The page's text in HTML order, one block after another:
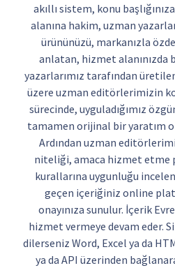
akıllı sistem, konu
alanına hakim, uzman
ürününüzü, markanızla
anlatan, hizmet alanınızda
yazarlarımız tarafından
üzere uzman editörlerimizin
sürecinde, uyguladığımız
tamamen orijinal bir yaratım
Ardından uzman
niteliği, amaca hizmet etme
kurallarına uygunluğu
geçen içeriğiniz online
onayınıza sunulur. İçerik
hizmet vermeye devam eder.
dilerseniz Word, Excel ya da
ya da API üzerinden